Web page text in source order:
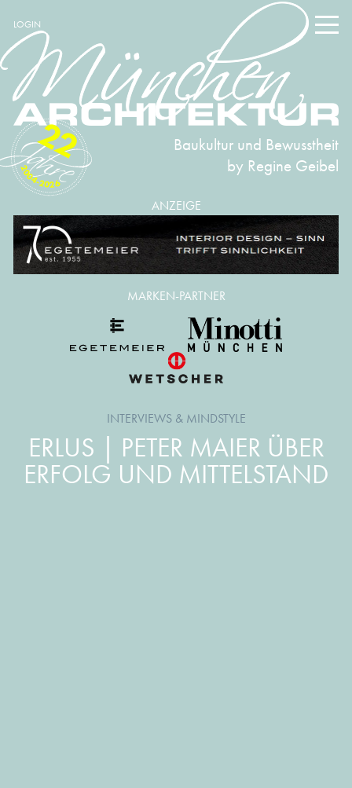
LOGIN
Baukultur und Bewusstheit
by Regine Geibel
2004-2026
22
ANZEIGE
INTERVIEWS & MINDSTYLE
ERLUS | PETER MAIER ÜBER
ERFOLG UND MITTELSTAND